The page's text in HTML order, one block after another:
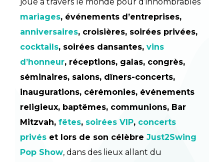
mariages, événements d’entreprises,
anniversaires, croisières, soirées privées,
cocktails, soirées dansantes, vins
d’honneur, réceptions, galas, congrès,
séminaires, salons, dîners-concerts,
inaugurations, cérémonies, événements
religieux, baptêmes, communions, Bar
Mitzvah, fêtes, soirées VIP, concerts
privés et lors de son célèbre Just2Swing
Pop Show, dans des lieux allant du